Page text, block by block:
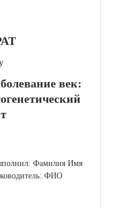
век:
Фамилия Имя
ФИО